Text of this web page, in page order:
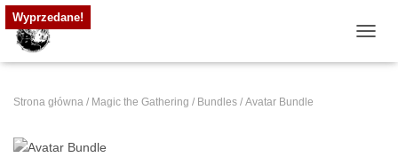
Strona główna / Magic the Gathering / Bundles / Avatar Bundle
Wyprzedane!